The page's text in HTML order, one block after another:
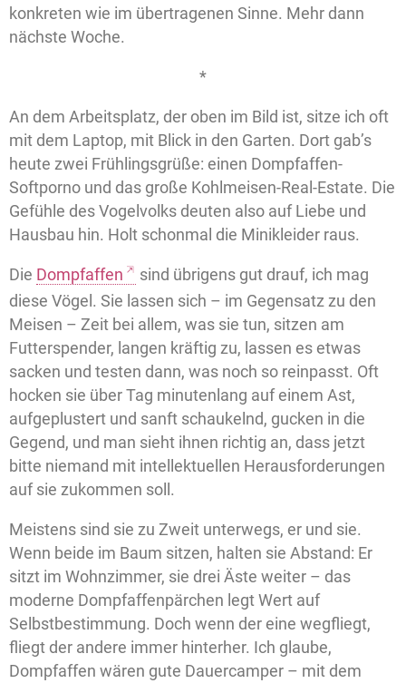
konkreten wie im übertragenen Sinne. Mehr dann
nächste Woche.
*
An dem Arbeitsplatz, der oben im Bild ist, sitze ich oft
mit dem Laptop, mit Blick in den Garten. Dort gab’s
heute zwei Frühlingsgrüße: einen Dompfaffen-
Softporno und das große Kohlmeisen-Real-Estate. Die
Gefühle des Vogelvolks deuten also auf Liebe und
Hausbau hin. Holt schonmal die Minikleider raus.
Die Dompfaffen
sind übrigens gut drauf, ich mag
diese Vögel. Sie lassen sich – im Gegensatz zu den
Meisen – Zeit bei allem, was sie tun, sitzen am
Futterspender, langen kräftig zu, lassen es etwas
sacken und testen dann, was noch so reinpasst. Oft
hocken sie über Tag minutenlang auf einem Ast,
aufgeplustert und sanft schaukelnd, gucken in die
Gegend, und man sieht ihnen richtig an, dass jetzt
bitte niemand mit intellektuellen Herausforderungen
auf sie zukommen soll.
Meistens sind sie zu Zweit unterwegs, er und sie.
Wenn beide im Baum sitzen, halten sie Abstand: Er
sitzt im Wohnzimmer, sie drei Äste weiter – das
moderne Dompfaffenpärchen legt Wert auf
Selbstbestimmung. Doch wenn der eine wegfliegt,
fliegt der andere immer hinterher. Ich glaube,
Dompfaffen wären gute Dauercamper – mit dem